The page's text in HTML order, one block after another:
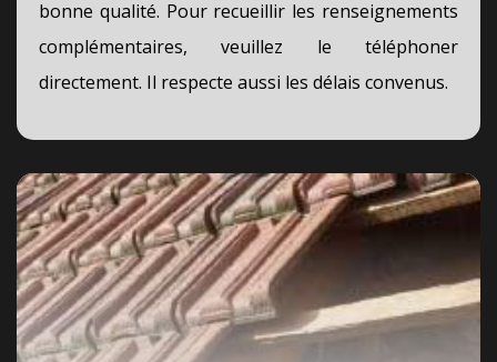
bonne qualité. Pour recueillir les renseignements
complémentaires, veuillez le téléphoner
directement. Il respecte aussi les délais convenus.